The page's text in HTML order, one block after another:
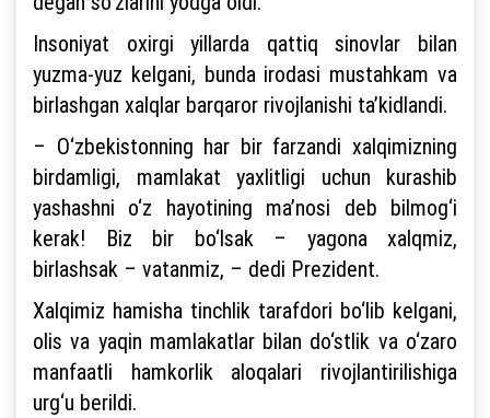
Insoniyat oxirgi yillarda qattiq sinovlar bilan
yuzma-yuz kelgani, bunda irodasi mustahkam va
birlashgan xalqlar barqaror rivojlanishi ta’kidlandi.
– O‘zbekistonning har bir farzandi xalqimizning
birdamligi, mamlakat yaxlitligi uchun kurashib
yashashni o‘z hayotining ma’nosi deb bilmog‘i
kerak! Biz bir bo‘lsak – yagona xalqmiz,
birlashsak – vatanmiz, – dedi Prezident.
Xalqimiz hamisha tinchlik tarafdori bo‘lib kelgani,
olis va yaqin mamlakatlar bilan do‘stlik va o‘zaro
manfaatli hamkorlik aloqalari rivojlantirilishiga
urg‘u berildi.